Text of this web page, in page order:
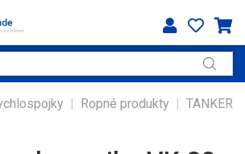
| Ropné produkty | TANKER